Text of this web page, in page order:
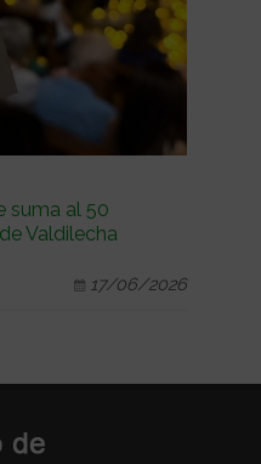
suma al 50
Valdilecha
17/06/2026